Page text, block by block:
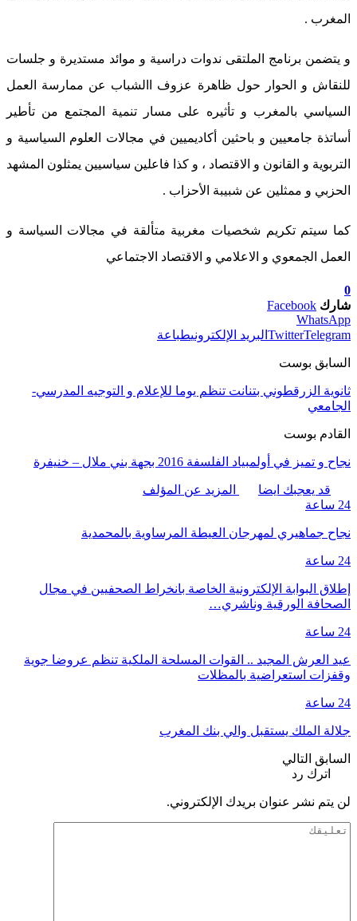
المغرب .
و يتضمن برنامج الملتقى ندوات دراسية و موائد مستديرة و جلسات
للنقاش و الحوار حول ظاهرة عزوف االشباب عن ممارسة العمل
السياسي بالمغرب و تأثيره على مسار تنمية المجتمع من تأطير
أساتذة جامعيين و باحثين أكاديميين في مجالات العلوم السياسية و
التربوية و القانون و الاقتصاد ، و كذا فاعلين سياسيين يمثلون المشهد
الحزبي و ممثلين عن شبيبة الأحزاب .
كما سيتم تكريم شخصيات مغربية متألقة في مجالات السياسة و
العمل الجمعوي و الاعلامي و الاقتصاد الاجتماعي
0
شارك Facebook
WhatsApp
TwitterTelegram البريد الإلكترونيطباعة
السابق بوست
ثانوية الزرقطوني بتنانت تنظم يوما للإعلام و التوجيه المدرسي-
الجامعي
القادم بوست
نجاح و تميز في أولمبياد الفلسفة 2016 بجهة بني ملال – خنيفرة
قد يعجبك ايضا
المزيد عن المؤلف
24 ساعة
نجاح جماهيري لمهرجان العيطة المرساوية بالمحمدية
24 ساعة
إطلاق البوابة الإلكترونية الخاصة بانخراط الصحفيين في مجال
الصحافة الورقية وناشري…
24 ساعة
عيد العرش المجيد .. القوات المسلحة الملكية تنظم عروضا جوية
وقفزات استعراضية بالمظلات
24 ساعة
جلالة الملك يستقبل والي بنك المغرب
السابق التالي
اترك رد
لن يتم نشر عنوان بريدك الإلكتروني.